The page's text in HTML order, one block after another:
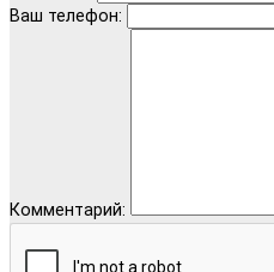
Ваш телефон:
Комментарий: